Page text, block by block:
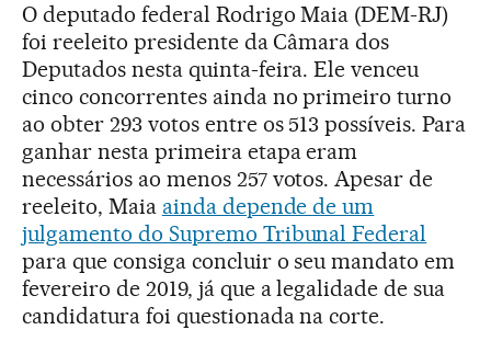
O deputado federal Rodrigo Maia (DEM-RJ)
foi reeleito presidente da Câmara dos
Deputados nesta quinta-feira. Ele venceu
cinco concorrentes ainda no primeiro turno
ao obter 293 votos entre os 513 possíveis. Para
ganhar nesta primeira etapa eram
necessários ao menos 257 votos. Apesar de
reeleito, Maia ainda depende de um
julgamento do Supremo Tribunal Federal
para que consiga concluir o seu mandato em
fevereiro de 2019, já que a legalidade de sua
candidatura foi questionada na corte.